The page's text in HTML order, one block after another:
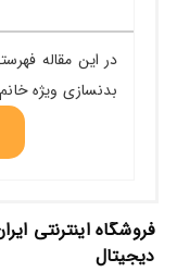
در این مقاله
بدنسازی ویژه
فروشگاه اینترنتی
دیجیتال